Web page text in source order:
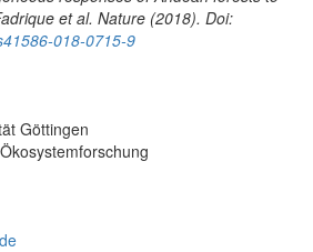
et al. Nature (2018). Doi:
018-0715-9
Göttingen